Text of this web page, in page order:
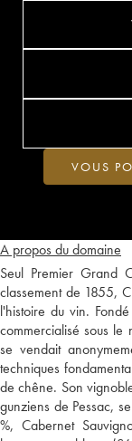
A propos du domaine
Seul Premier Grand
classement de 1855,
l'histoire du vin.
commercialisé sous
se vendait
techniques
de chêne. Son
gunziens de Pessac,
%, Cabernet
VOUS